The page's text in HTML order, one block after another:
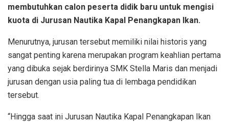
membutuhkan calon peserta didik baru untuk mengisi
kuota di Jurusan Nautika Kapal Penangkapan Ikan.
Menurutnya, jurusan tersebut memiliki nilai historis yang
sangat penting karena merupakan program keahlian pertama
yang dibuka sejak berdirinya SMK Stella Maris dan menjadi
jurusan dengan usia paling tua di lembaga pendidikan
tersebut.
“Hingga saat ini Jurusan Nautika Kapal Penangkapan Ikan